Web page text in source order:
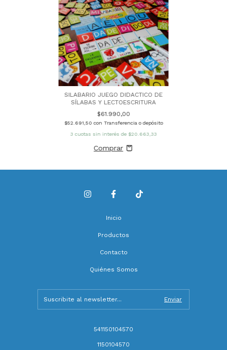
SILABARIO JUEGO DIDACTICO DE
SÍLABAS Y LECTOESCRITURA
$61.990,00
$52.691,50con Transferencia o depósito
3 cuotas sin interés de $20.663,33
Inicio
Productos
Contacto
Quiénes Somos
541150104570
1150104570